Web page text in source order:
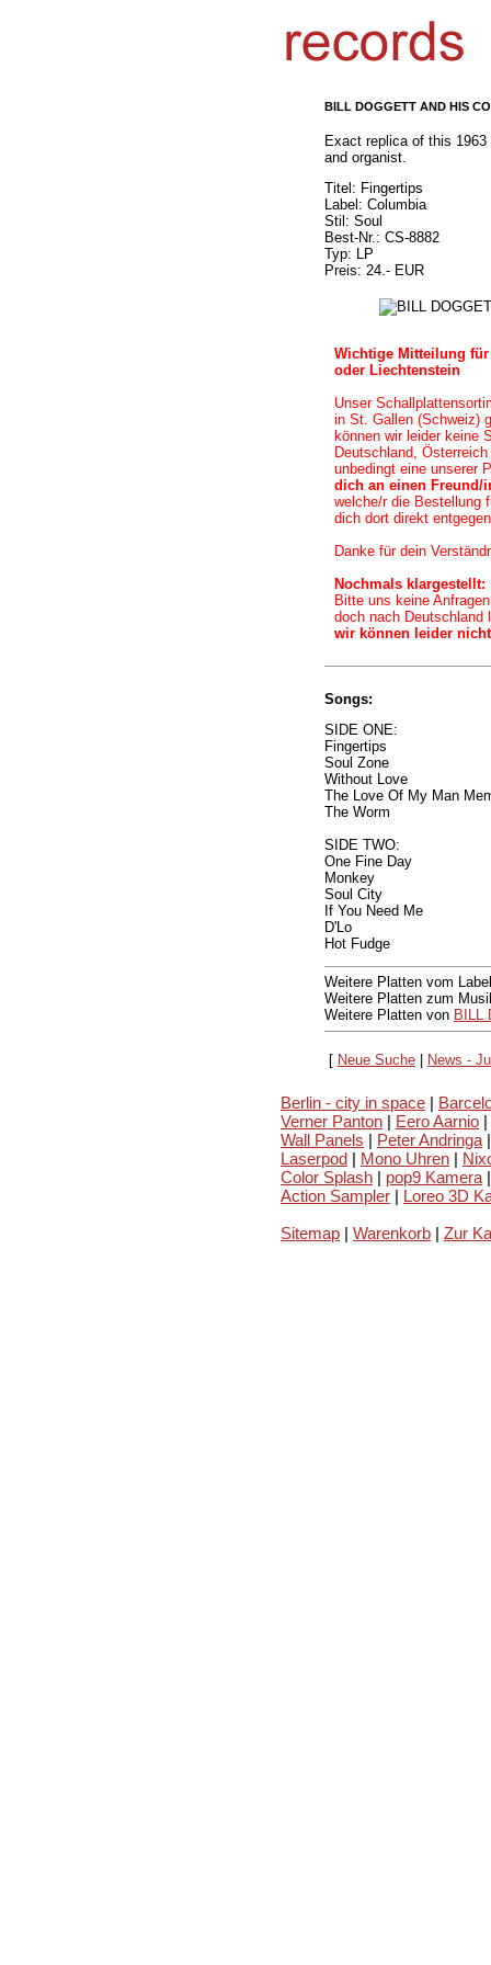
BILL DOGGETT AND HIS
Exact replica of this
and organist.
Titel: Fingertips
Label: Columbia
Stil: Soul
Best-Nr.: CS-8882
Typ: LP
Preis: 24.- EUR
Wichtige Mitteilung
oder Liechtenstein
Unser
in St. Gallen (Schweiz)
können wir leider keine
Deutschland,
unbedingt eine unserer
dich an einen Freund/
welche/r die Bestellung
dich dort direkt
Danke für dein
Nochmals klargestellt:
Bitte uns keine
doch nach Deutschland
wir können leider nicht
Songs:
SIDE ONE:
Fingertips
Soul Zone
Without Love
The Love Of My Man
The Worm
SIDE TWO:
One Fine Day
Monkey
Soul City
If You Need Me
D'Lo
Hot Fudge
Weitere Platten vom
Weitere Platten zum
Weitere Platten von BILL
[ Neue Suche News -
Berlin - city in space |
Verner Panton | Eero Aarnio |
Wall Panels | Peter Andringa |
Laserpod | Mono Uhren |
Color Splash | pop9 Kamera |
Action Sampler | Loreo 3D
Sitemap | Warenkorb | Zur